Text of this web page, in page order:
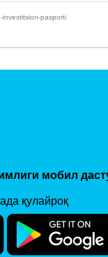
pasporti
мобил
қулайроқ